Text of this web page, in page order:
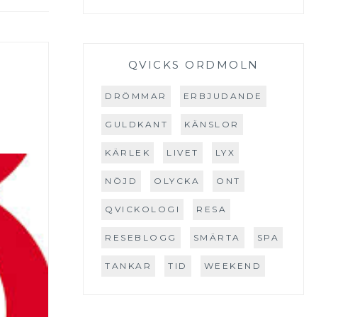
QVICKS ORDMOLN
DRÖMMAR ERBJUDANDE
GULDKANT KÄNSLOR
KÄRLEK LIVET LYX
NÖJD OLYCKA ONT
QVICKOLOGI RESA
RESEBLOGG SMÄRTA SPA
TANKAR TID WEEKEND